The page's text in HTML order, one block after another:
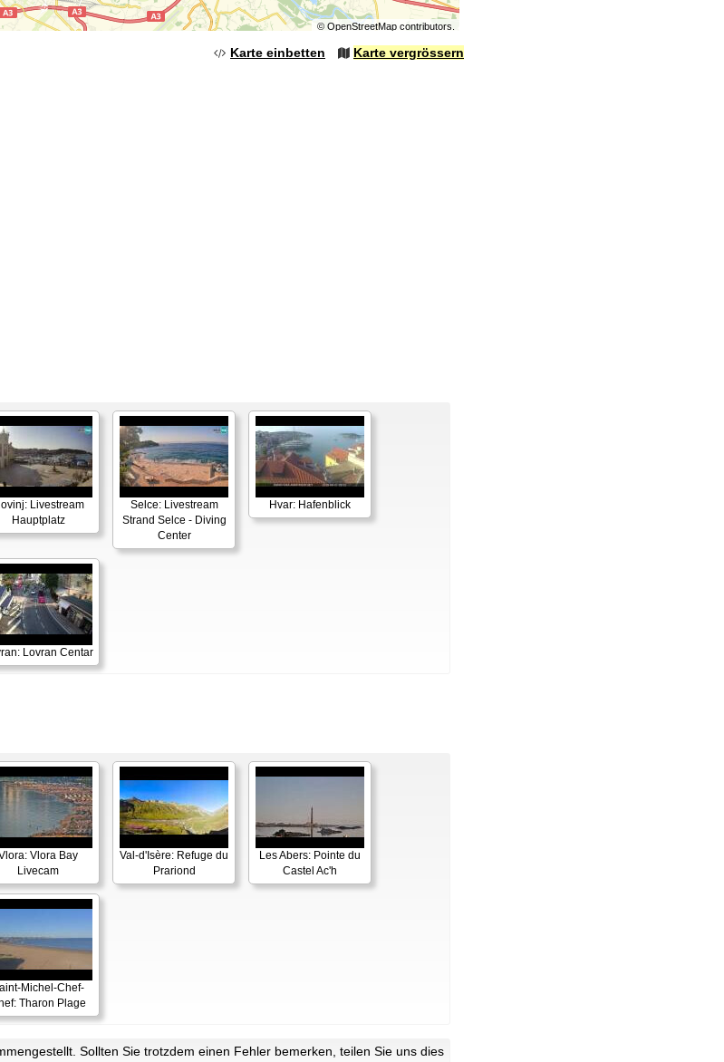
© OpenStreetMapcontributors.
Karte einbetten Karte vergrössern
Livestream
Hauptplatz
Selce: Livestream
Strand Selce - Diving
Center
Hvar: Hafenblick
Lovran Centar
Vlora Bay
Livecam
Val-d'Isère: Refuge du
Prariond
Les Abers: Pointe du
Castel Ac'h
Michel-Chef-
Tharon Plage
Sollten Sie trotzdem einen Fehler bemerken, teilen Sie uns dies